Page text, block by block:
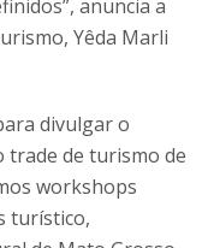
anuncia a
Yêda Marli
divulgar o
trade de turismo de
workshops
turístico,